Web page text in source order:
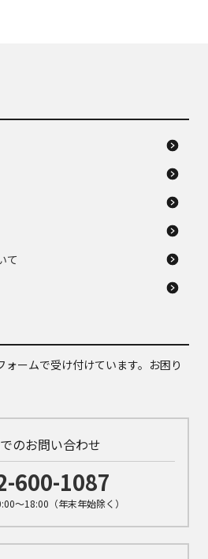
て
ームで受け付けています。お困り
のお問い合わせ
600-1087
～18:00（年末年始除く）